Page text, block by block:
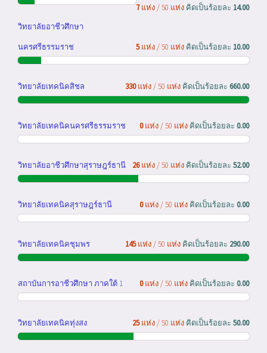
7แห่ง / 50 แห่ง คิดเป็นร้อยละ 14.00
วิทยาลัยอาชีวศึกษา
นครศรีธรรมราช
5แห่ง / 50 แห่ง คิดเป็นร้อยละ 10.00
วิทยาลัยเทคนิคสิชล 330แห่ง / 50 แห่ง คิดเป็นร้อยละ 660.00
วิทยาลัยเทคนิคนครศรีธรรมราช 0แห่ง / 50 แห่ง คิดเป็นร้อยละ 0.00
วิทยาลัยอาชีวศึกษาสุราษฎร์ธานี 26แห่ง / 50 แห่ง คิดเป็นร้อยละ 52.00
วิทยาลัยเทคนิคสุราษฎร์ธานี 0แห่ง / 50 แห่ง คิดเป็นร้อยละ 0.00
วิทยาลัยเทคนิคชุมพร 145แห่ง / 50 แห่ง คิดเป็นร้อยละ 290.00
สถาบันการอาชีวศึกษา ภาคใต้ 1 0แห่ง / 50 แห่ง คิดเป็นร้อยละ 0.00
วิทยาลัยเทคนิคทุ่งสง 25แห่ง / 50 แห่ง คิดเป็นร้อยละ 50.00